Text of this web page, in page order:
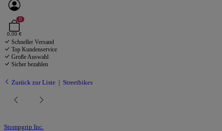
0
0,00 €
Schneller Versand
Top Kundenservice
Große Auswahl
Sicher bezahlen
Zurück zur Liste Streetbikes
Stompgrip Inc.